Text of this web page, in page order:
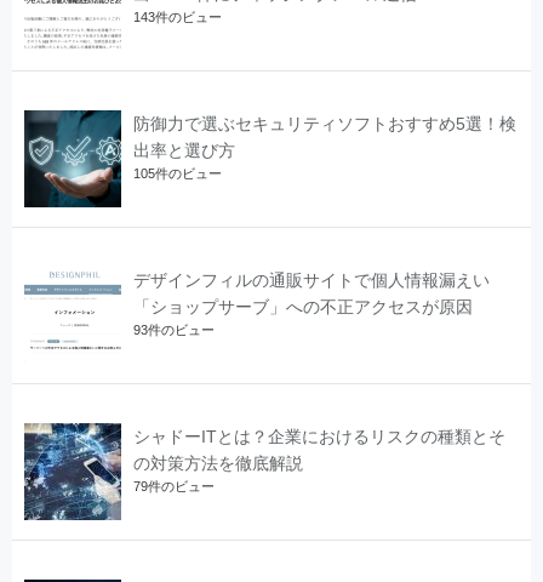
143件のビュー
防御力で選ぶセキュリティソフトおすすめ5選！検
出率と選び方
105件のビュー
デザインフィルの通販サイトで個人情報漏えい
「ショップサーブ」への不正アクセスが原因
93件のビュー
シャドーITとは？企業におけるリスクの種類とそ
の対策方法を徹底解説
79件のビュー